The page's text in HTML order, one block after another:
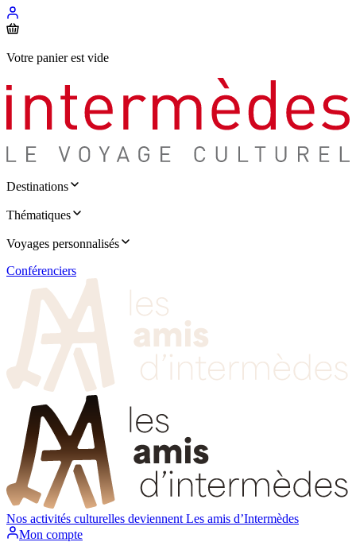
Votre panier est vide
Destinations
Thématiques
Voyages personnalisés
Conférenciers
Nos activités culturelles deviennent Les amis d’Intermèdes
Mon compte